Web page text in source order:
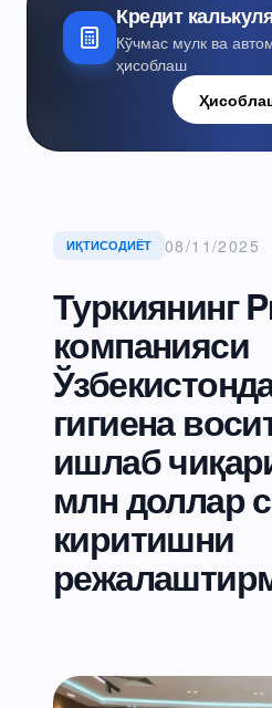
Кредит
Кўчмас мулк ва
ҳисоблаш
ИҚТИСОДИЁТ 08/11/2025
Туркиянинг
компанияси
гигиена
ишлаб
млн доллар
киритишни